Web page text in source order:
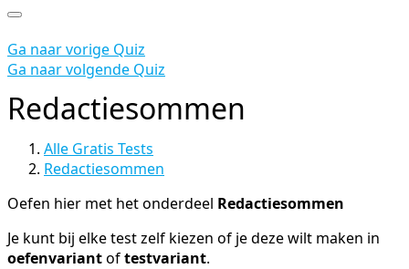
Ga naar vorige Quiz
Ga naar volgende Quiz
Redactiesommen
Alle Gratis Tests
Redactiesommen
Oefen hier met het onderdeel Redactiesommen
Je kunt bij elke test zelf kiezen of je deze wilt maken in
oefenvariantoftestvariant.